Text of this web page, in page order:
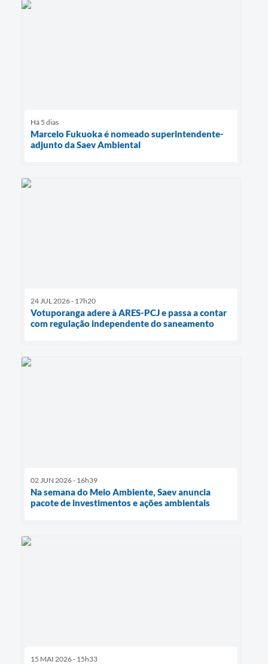
Há 5 dias
Marcelo Fukuoka é nomeado superintendente-
adjunto da Saev Ambiental
24 JUL 2026 - 17h20
Votuporanga adere à ARES-PCJ e passa a contar
com regulação independente do saneamento
02 JUN 2026 - 16h39
Na semana do Meio Ambiente, Saev anuncia
pacote de investimentos e ações ambientais
15 MAI 2026 - 15h33